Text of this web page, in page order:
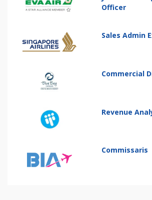
Officer
Sales Admin
Commercial
Revenue
Commissaris